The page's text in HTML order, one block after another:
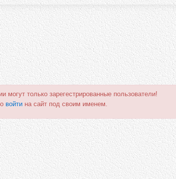
только зарегестрированные пользователи!
войти на сайт под своим именем.